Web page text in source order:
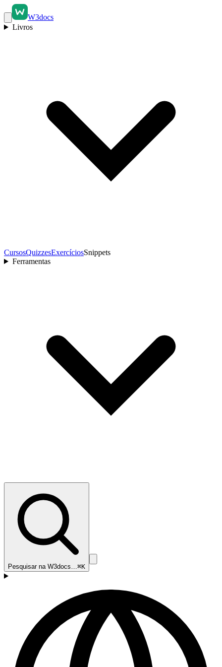
W3docs
Livros
CursosQuizzesExercíciosSnippets
Ferramentas
Pesquisar na W3docs…⌘K